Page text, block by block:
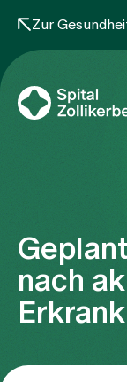
Zur
Aufenthalt
nach